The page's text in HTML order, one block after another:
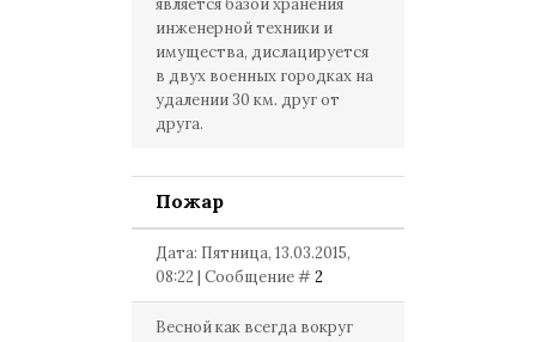
является базой хранения
инженерной техники и
имущества, дислацируется
в двух военных городках на
удалении 30 км. друг от
друга.
Пожар
Дата: Пятница, 13.03.2015,
08:22 | Сообщение #2
Весной как всегда вокруг